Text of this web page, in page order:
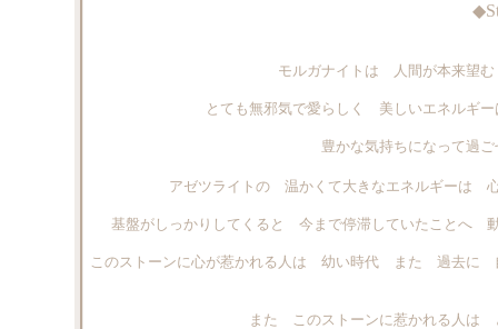
モルガナイトは 人間が本来望
とても無邪気で愛らしく 美しいエネルギ
豊かな気持ちになって過
アゼツライトの 温かくて大きなエネルギーは
基盤がしっかりしてくると 今まで停滞していたことへ
このストーンに心が惹かれる人は 幼い時代 また 過去に
また このストーンに惹かれる人は